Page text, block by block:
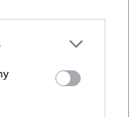
or more Google
You may click to
party tags to
in below Google
μια
με
θα έπρεπε να
«Προ
και